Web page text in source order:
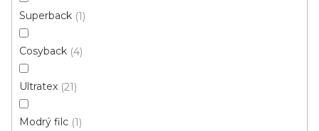
Superback 1
Cosyback 4
Ultratex 21
Modrý filc 1